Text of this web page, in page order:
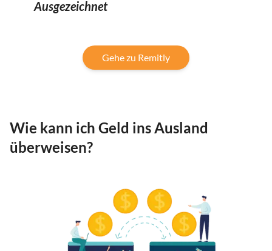
Ausgezeichnet
Gehe zu Remitly
Wie kann ich Geld ins Ausland
überweisen?